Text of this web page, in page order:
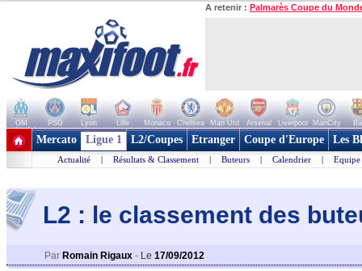
A retenir : Palmarès Coupe du
OM PSG Lyon Lille Monaco Chelsea Man Utd Arsenal Liverpool ManCity
+ de clubs
Mercato Ligue 1 L2/Coupes Etranger Coupe d'Europe Les
Actualité | Résultats & Classement | Buteurs | Calendrier | Equipe
L2 : le classement des
Par Romain Rigaux - Le 17/09/2012